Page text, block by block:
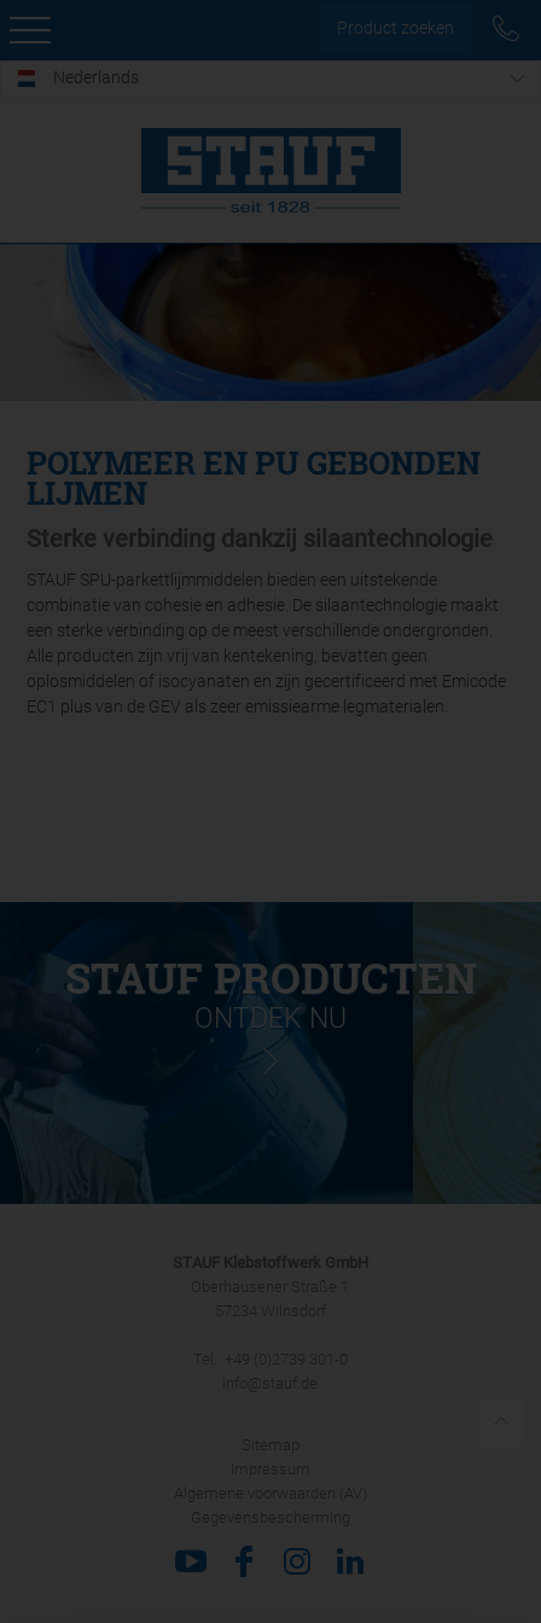
Product zoeken
Nederlands
POLYMEER EN PU GEBONDEN
LIJMEN
Sterke verbinding dankzij silaantechnologie
STAUF SPU-parkettlijmmiddelen bieden een uitstekende
combinatie van cohesie en adhesie. De silaantechnologie maakt
een sterke verbinding op de meest verschillende ondergronden.
Alle producten zijn vrij van kentekening, bevatten geen
oplosmiddelen of isocyanaten en zijn gecertificeerd met Emicode
EC1 plus van de GEV als zeer emissiearme legmaterialen.
STAUF PRODUCTEN
ONTDEK NU
STAUF Klebstoffwerk GmbH
Oberhausener Straße 1
57234 Wilnsdorf
Tel.: +49 (0)2739 301-0
info@stauf.de
Sitemap
Impressum
Algemene voorwaarden (AV)
Gegevensbescherming